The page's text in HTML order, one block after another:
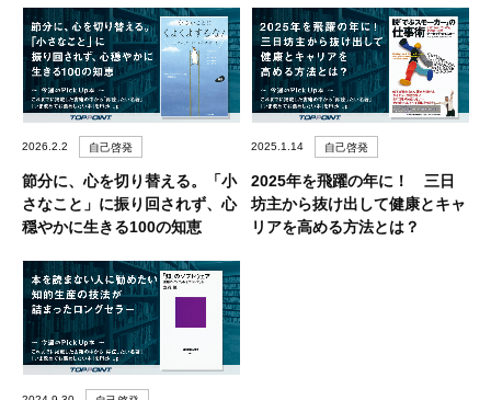
2026.2.2 自己啓発
節分に、心を切り替える。「小
さなこと」に振り回されず、心
穏やかに生きる100の知恵
2025.1.14 自己啓発
2025年を飛躍の年に！ 三日
坊主から抜け出して健康とキャ
リアを高める方法とは？